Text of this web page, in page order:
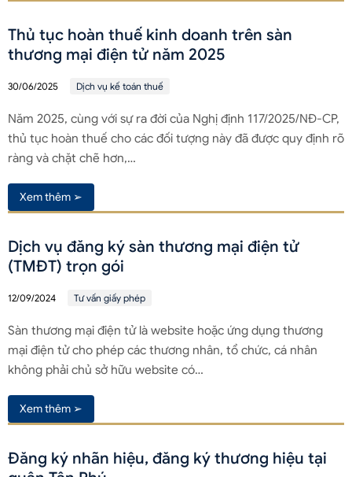
Thủ tục hoàn thuế kinh doanh trên sàn
thương mại điện tử năm 2025
30/06/2025 Dịch vụ kế toán thuế
Năm 2025, cùng với sự ra đời của Nghị định 117/2025/NĐ-CP,
thủ tục hoàn thuế cho các đối tượng này đã được quy định rõ
ràng và chặt chẽ hơn,…
Xem thêm ➢
Dịch vụ đăng ký sàn thương mại điện tử
(TMĐT) trọn gói
12/09/2024 Tư vấn giấy phép
Sàn thương mại điện tử là website hoặc ứng dụng thương
mại điện tử cho phép các thương nhân, tổ chức, cá nhân
không phải chủ sở hữu website có…
Xem thêm ➢
Đăng ký nhãn hiệu, đăng ký thương hiệu tại